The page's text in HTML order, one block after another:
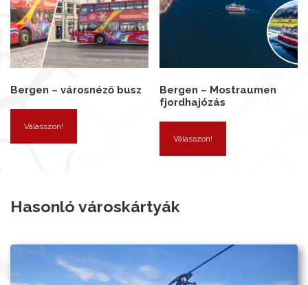
Bergen – városnéző busz
Válasszon!
Bergen – Mostraumen
fjordhajózás
Válasszon!
Hasonló városkártyák